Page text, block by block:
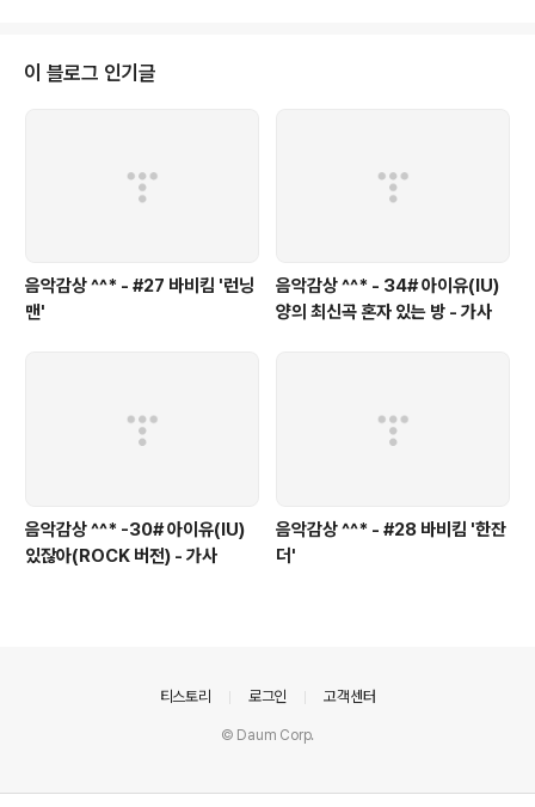
天使のテ一ゼ / 잔코쿠나 텐시노 테제) - Takahashi Yoko殘酷な 天使の
ように 少年よ, 神話に なれ잔혹한 천사처럼 소년이여 신화가 되어라..
이 블로그 인기글
음악감상 ^^* - #27 바비킴 '런닝
맨'
음악감상 ^^* - 34# 아이유(IU)
양의 최신곡 혼자 있는 방 - 가사
음악감상 ^^* -30# 아이유(IU)
있잖아(ROCK 버전) - 가사
음악감상 ^^* - #28 바비킴 '한잔
더'
티스토리 로그인 고객센터
© Daum Corp.